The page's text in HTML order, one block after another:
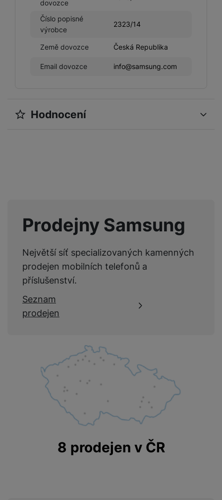
dovozce
Číslo popisné
výrobce
2323/14
Země dovozce Česká Republika
Email dovozce info@samsung.com
Hodnocení
Prodejny Samsung
Největší síť specializovaných kamenných
prodejen mobilních telefonů a
příslušenství.
Seznam
prodejen
8 prodejen v ČR